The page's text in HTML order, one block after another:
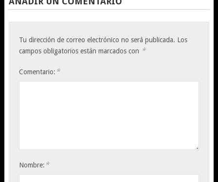
Tu dirección de correo electrónico no será publicada. Los
campos obligatorios están marcados con *
Comentario: *
Nombre: *